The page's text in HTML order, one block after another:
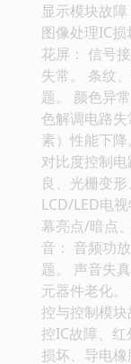
显示模块故
图像处理IC
花屏： 信号
失常。 条纹
题。 颜色异
色解调电路
素）性能下降
对比度控制
良、光栅变
LCD/LED电
幕亮点/暗点
音： 音频功
题。 声音失
元器件老化
控与控制模
控IC故障、
损坏、导电